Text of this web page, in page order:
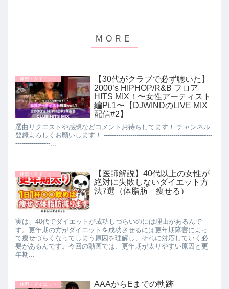
体型・ダイエット
【30代がクラブで必ず聴いた】
2000’s HIPHOP/R&B フロア
HITS MIX！〜女性アーティスト
編Pt.1〜【DJWINDのLIVE MIX
配信#2】
選曲リクエストや感想などコメントお待ちしてます！ チャンネル
登録よろしくお願いします！ -----------------------------------------------------
-----------------...
体型・ダイエット
【医師解説】40代以上の女性が
絶対に失敗しないダイエット方
法7選（体脂肪 痩せる）
実は、40代でダイエットが成功しづらいのには理由があるんで
す。更年期の方がダイエットを成功させるには更年期障害によっ
て痩せづらくなってしまう原因を理解し、それに対応していく必
要があるんです。今回の動画では、更年期が太りやすい原因と更
年期...
体型・ダイエット AAAからEまでの軌跡